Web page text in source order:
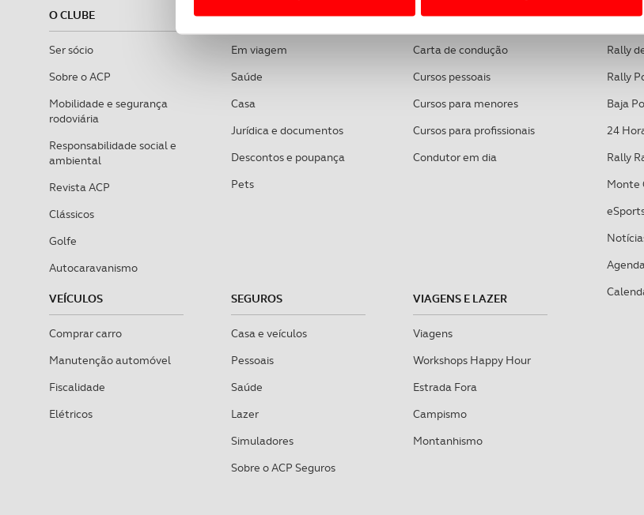
Usamos cookies para melhorar a sua experiência digital, personalizar
funcionalidades de redes sociais, bem como para analisar dados de navegação
Adicionalmente partilhamos informação, relativa à sua utilização do nosso site
O ACP garantirá que as transferências internacionais de dados pessoais serão
Realçamos que o bloqueio de certo tipo de Cookies e tecnologias similares pode
O CLUBE
Ser sócio
Sobre o ACP
Mobilidade e segurança
rodoviária
Responsabilidade social e
ambiental
Revista ACP
Clássicos
Golfe
Autocaravanismo
ASSISTÊNCIA
Em viagem
Saúde
Casa
Jurídica e documentos
Descontos e poupança
Pets
FORMAÇÃO
Carta de condução
Cursos pessoais
Cursos para menores
Cursos para profissionais
Condutor em dia
VEÍCULOS
Comprar carro
Manutenção automóvel
Fiscalidade
Elétricos
SEGUROS
Casa e veículos
Pessoais
Saúde
Lazer
Simuladores
Sobre o ACP Seguros
VIAGENS E LAZER
Viagens
Workshops Happy Hour
Estrada Fora
Campismo
Montanhismo
Rally
Rally
Baja
24
Rally
Monte